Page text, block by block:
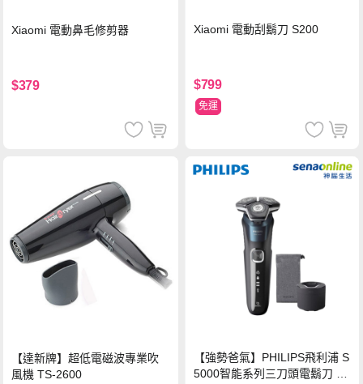
Xiaomi 電動鼻毛修剪器
$379
Xiaomi 電動刮鬍刀 S200
$799
免運
【達新牌】超低電磁波專業吹
風機 TS-2600
【強勢爸氣】PHILIPS飛利浦 S
5000智能系列三刀頭電鬍刀 S5